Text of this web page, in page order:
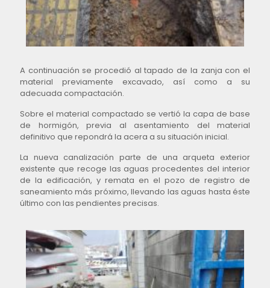
A continuación se procedió al tapado de la zanja con el
material previamente excavado, así como a su
adecuada compactación.
Sobre el material compactado se vertió la capa de base
de hormigón, previa al asentamiento del material
definitivo que repondrá la acera a su situación inicial.
La nueva canalización parte de una arqueta exterior
existente que recoge las aguas procedentes del interior
de la edificación, y remata en el pozo de registro de
saneamiento más próximo, llevando las aguas hasta éste
último con las pendientes precisas.